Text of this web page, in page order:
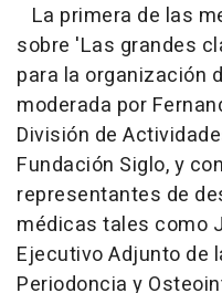
La primera de las
sobre 'Las grandes
para la organización
moderada por
División de
Fundación Siglo, y
representantes de
médicas tales como
Ejecutivo Adjunto de
Periodoncia y